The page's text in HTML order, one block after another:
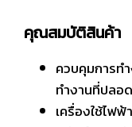
คุณสมบัติสินค้า
ควบคุมการท
ทำงานที่ปลอ
เครื่องใช้ไฟ